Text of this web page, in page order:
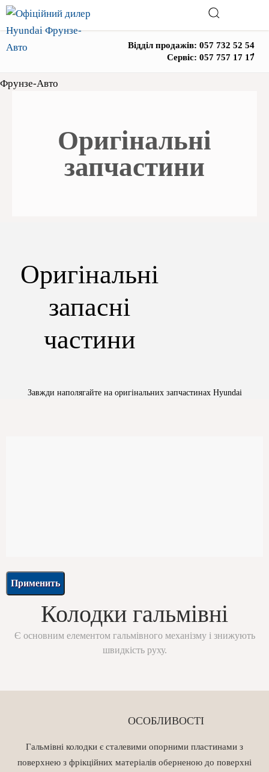
Відділ продажів: 057 732 52 54
,
Сервіс: 057 757 17 17
Фрунзе-Авто
Оригінальні
запчастини
Оригінальні
запасні
частини
Завжди наполягайте на оригінальних запчастинах Hyundai
Колодки гальмівні
Є основним елементом гальмівного механізму і знижують
швидкість руху.
ОСОБЛИВОСТІ
Гальмівні колодки є сталевими опорними пластинами з
поверхнею з фрікційних матеріалів оберненою до поверхні